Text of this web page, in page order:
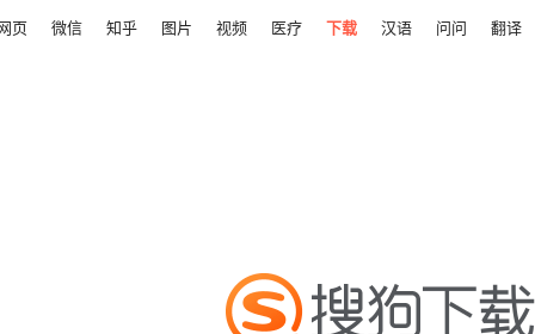
页 微信 知乎 图片 视频 医疗 下载 汉语 问问 翻译